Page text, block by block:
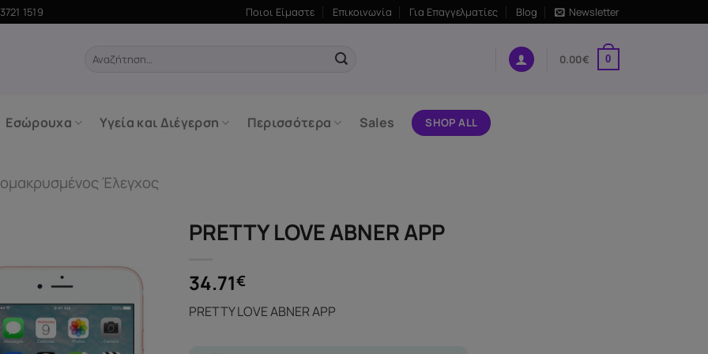
1519 Ποιοι Είμαστε Επικοινωνία Για Επαγγελματίες Blog Newsletter
Αναζήτηση
0.00€ 0
Εσώρουχα Υγεία και Διέγερση Περισσότερα Sales SHOP ALL
Έλεγχος
PRETTY LOVE ABNER APP
34.71€
PRETTY LOVE ABNER APP